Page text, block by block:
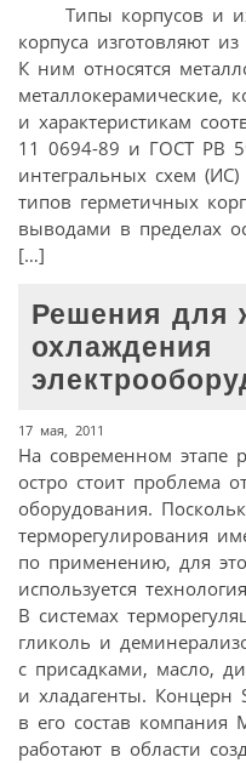
Типы корпусов и
корпуса изготовляют
К ним относятся
металлокерамические,
и характеристикам
11 0694-89 и ГОСТ РВ
интегральных схем
типов герметичных
выводами в пределах
[…]
Решения для
охлаждения
17 мая, 2011
На современном этапе
остро стоит проблема
оборудования.
терморегулирования
по применению, для
используется
В системах
гликоль и
с присадками, масло,
и хладагенты. Концерн
в его состав компания
работают в области